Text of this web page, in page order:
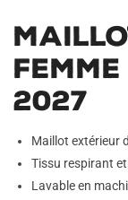
2027
Maillot extérieur
Tissu respirant
Lavable en